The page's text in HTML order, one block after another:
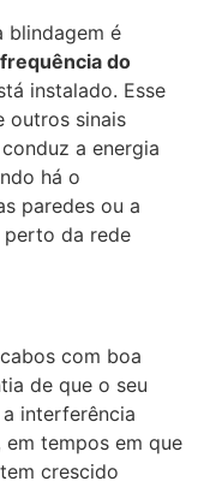
blindagem é
do
instalado. Esse
outros sinais
a energia
há o
paredes ou a
perto da rede
com boa
de que o seu
interferência
em tempos em que
crescido